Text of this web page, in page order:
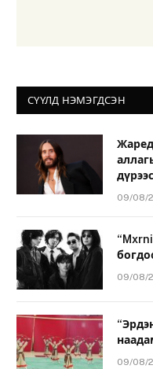
СҮҮЛД НЭМЭГДСЭН
09/08/
09/08/
09/08/